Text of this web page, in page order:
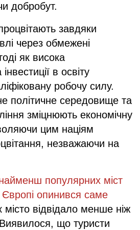
добробут.
завдяки
через обмежені
як висока
в освіту
робочу силу.
політичне середовище та
зміцнюють економічну
цим націям
незважаючи на
популярних міст
опинився саме
місто відвідало менше ніж
що туристи